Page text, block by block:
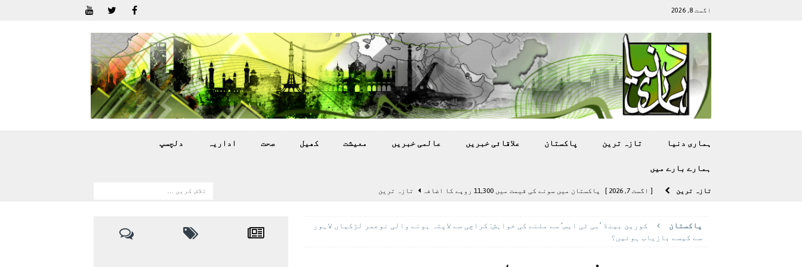
اگست 8, 2026
ہماری دنیا تازہ ترين پاکستان علاقائی خبريں عالمی خبريں معيشت کھيل صحت اداريہ دلچسپ
ہمارے بارے ميں
تازہ ترين [ اگست 7, 2026 ] پاکستان میں سونے کی قیمت میں 11,300 روپے کا اضافہ تازہ ترين
پاکستان
پاکستان
کورین بینڈ ’بی ٹی ایس‘ سے ملنے کی خواہش: کراچی سے لاپتہ ہونے والی نوعمر لڑکیاں لاہور
سے کیسے بازیاب ہوئیں؟